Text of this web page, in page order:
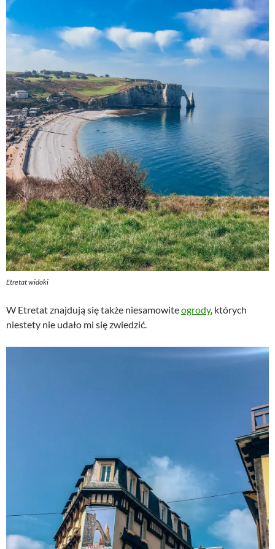
Etretat widoki
W Etretat znajdują się także niesamowiteogrody, których
niestety nie udało mi się zwiedzić.